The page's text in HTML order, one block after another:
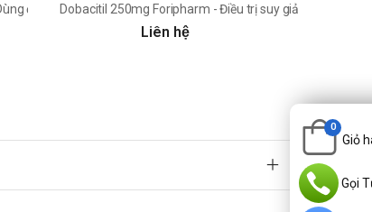
để chữa ho, tiêu đờm
Dobacitil 250mg Foripharm - Điều trị suy giảm trí nhớ,
Liên hệ
0
Giỏ
Gọi